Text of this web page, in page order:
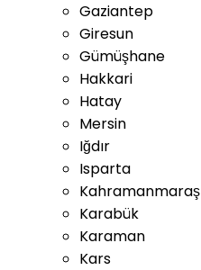
Gaziantep
Giresun
Gümüşhane
Hakkari
Hatay
Mersin
Iğdır
Isparta
Kahramanmaraş
Karabük
Karaman
Kars